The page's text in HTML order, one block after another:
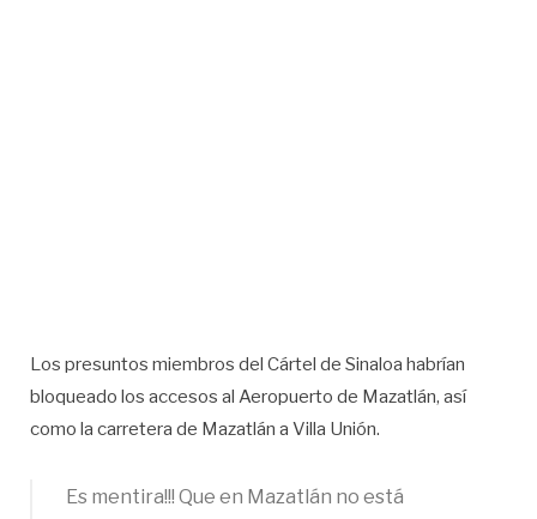
Los presuntos miembros del Cártel de Sinaloa habrían
bloqueado los accesos al Aeropuerto de Mazatlán, así
como la carretera de Mazatlán a Villa Unión.
Es mentira!!! Que en Mazatlán no está